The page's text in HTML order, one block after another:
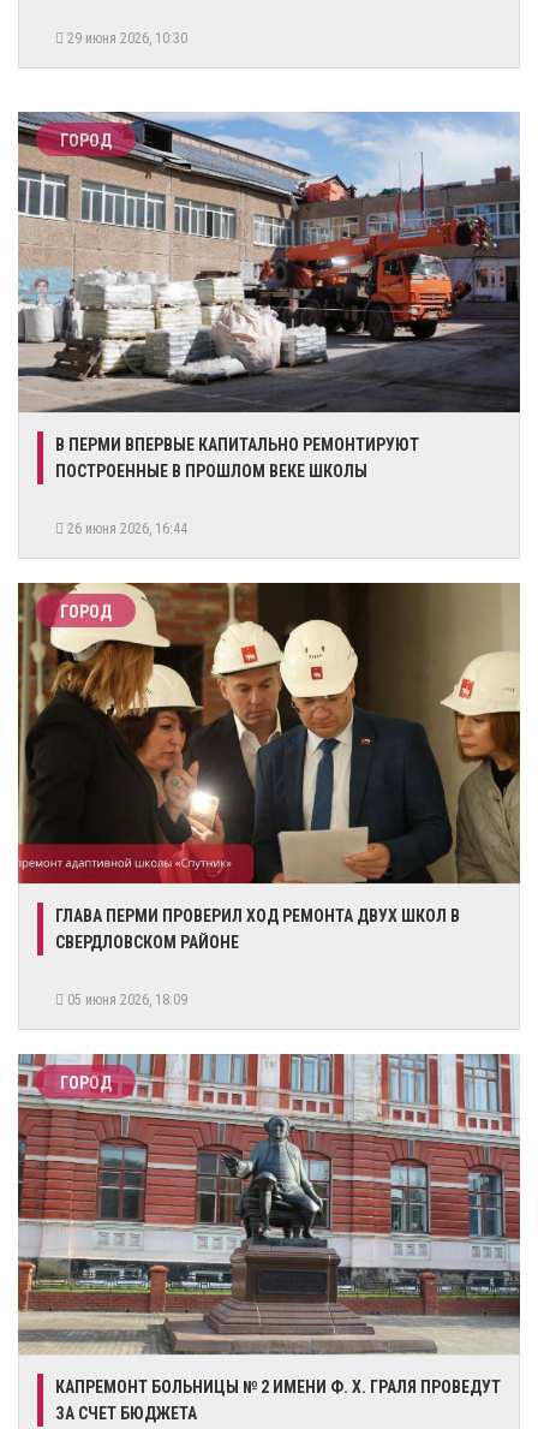
29 июня 2026, 10:30
ГОРОД
​В ПЕРМИ ВПЕРВЫЕ КАПИТАЛЬНО РЕМОНТИРУЮТ
ПОСТРОЕННЫЕ В ПРОШЛОМ ВЕКЕ ШКОЛЫ
26 июня 2026, 16:44
ГОРОД
​ГЛАВА ПЕРМИ ПРОВЕРИЛ ХОД РЕМОНТА ДВУХ ШКОЛ В
СВЕРДЛОВСКОМ РАЙОНЕ
05 июня 2026, 18:09
ГОРОД
КАПРЕМОНТ БОЛЬНИЦЫ № 2 ИМЕНИ Ф. Х. ГРАЛЯ ПРОВЕДУТ
ЗА СЧЕТ БЮДЖЕТА